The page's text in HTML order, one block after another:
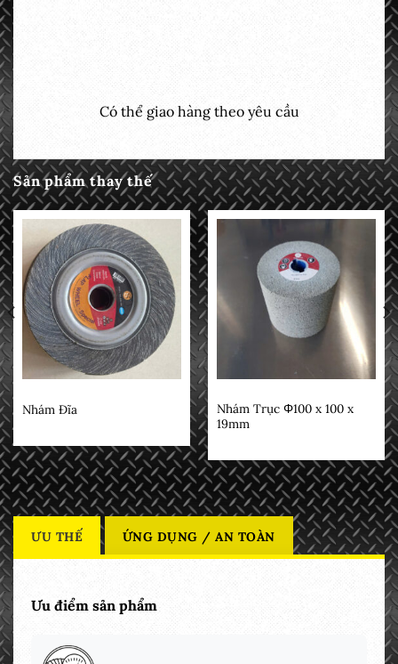
Có thể giao hàng theo yêu cầu
Sản phẩm thay thế
Nhám Đĩa
Nhám Trục Φ100 x 100 x
19mm
ƯU THẾ ỨNG DỤNG / AN TOÀN
Ưu điểm sản phẩm